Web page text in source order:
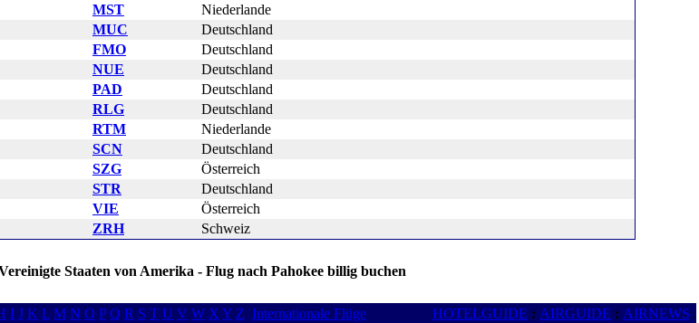
MST
Niederlande
MUC
Deutschland
FMO
Deutschland
NUE
Deutschland
PAD
Deutschland
RLG
Deutschland
RTM
Niederlande
SCN
Deutschland
SZG
Österreich
STR
Deutschland
VIE
Österreich
ZRH Schweiz
Staaten von Amerika - Flug nach Pahokee billig buchen
I J K L M N O P Q R S T U V W X Y Z Internationale Flüge HOTELGUIDE : AIRGUIDE : AIRNEWS